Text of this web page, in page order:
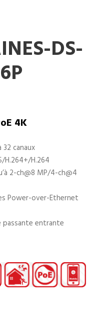
DS-
4K
32 canaux
H.264+/H.264
2-ch@8 MP/4-ch@4
Power-over-Ethernet
passante entrante